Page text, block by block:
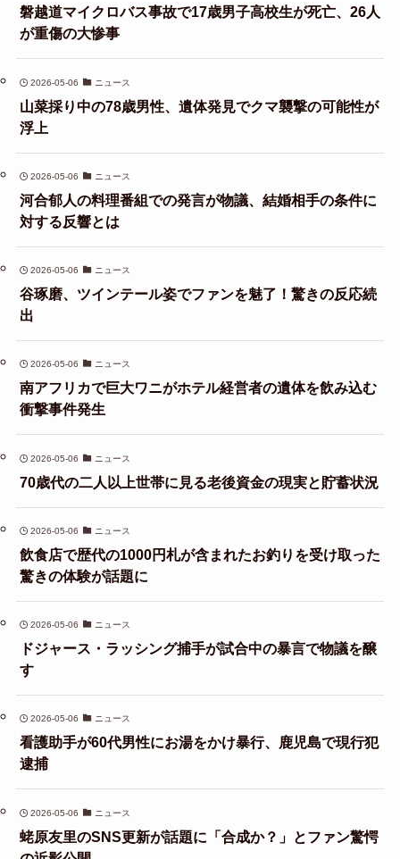
磐越道マイクロバス事故で17歳男子高校生が死亡、26人
が重傷の大惨事
2026-05-06 ニュース
山菜採り中の78歳男性、遺体発見でクマ襲撃の可能性が
浮上
2026-05-06 ニュース
河合郁人の料理番組での発言が物議、結婚相手の条件に
対する反響とは
2026-05-06 ニュース
谷琢磨、ツインテール姿でファンを魅了！驚きの反応続
出
2026-05-06 ニュース
南アフリカで巨大ワニがホテル経営者の遺体を飲み込む
衝撃事件発生
2026-05-06 ニュース
70歳代の二人以上世帯に見る老後資金の現実と貯蓄状況
2026-05-06 ニュース
飲食店で歴代の1000円札が含まれたお釣りを受け取った
驚きの体験が話題に
2026-05-06 ニュース
ドジャース・ラッシング捕手が試合中の暴言で物議を醸
す
2026-05-06 ニュース
看護助手が60代男性にお湯をかけ暴行、鹿児島で現行犯
逮捕
2026-05-06 ニュース
蛯原友里のSNS更新が話題に「合成か？」とファン驚愕